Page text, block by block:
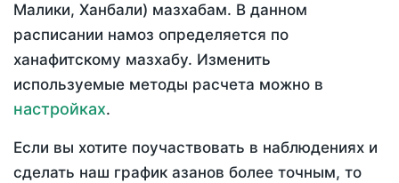
Малики, Ханбали) мазхабам. В данном
расписании намоз определяется по
ханафитскому мазхабу. Изменить
используемые методы расчета можно в
настройках.
Если вы хотите поучаствовать в наблюдениях и
сделать наш график азанов более точным, то